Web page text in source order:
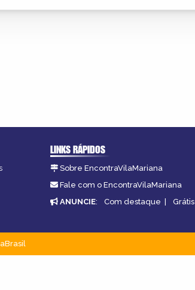
LINKS RÁPIDOS
Sobre EncontraVilaMariana
Fale com o EncontraVilaMariana
ANUNCIE: Com destaque | Grátis